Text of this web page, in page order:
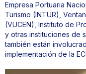
Empresa Portuaria
Turismo (INTUR),
(VUCEN), Instituto de
y otras instituciones de
también están
implementación de la